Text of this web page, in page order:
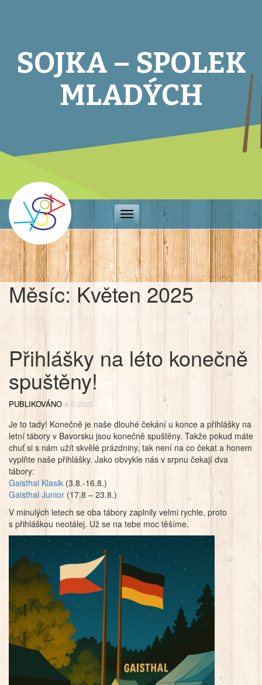
SOJKA – SPOLEK
MLADÝCH
Toggle
navigation
Měsíc: Květen 2025
Přihlášky na léto konečně
spuštěny!
PUBLIKOVÁNO 4.5.2025
Je to tady! Konečně je naše dlouhé čekání u konce a přihlášky na
letní tábory v Bavorsku jsou konečně spuštěny. Takže pokud máte
chuť si s nám užít skvělé prázdniny, tak není na co čekat a honem
vyplňte naše přihlášky. Jako obvykle nás v srpnu čekají dva
tábory:
Gaisthal Klasik (3.8.-16.8.)
Gaisthal Junior(17.8 – 23.8.)
V minulých letech se oba tábory zaplnily velmi rychle, proto
s přihláškou neotálej. Už se na tebe moc těšíme.